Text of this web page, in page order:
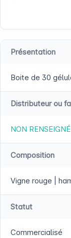
Présentation
Boite de 30
Distributeur ou
NON RENSEIGNÉ
Composition
Vigne rouge |
Statut
Commercialisé